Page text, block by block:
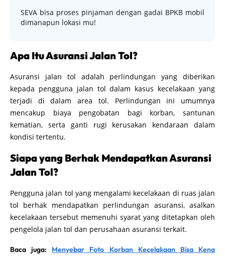
SEVA bisa proses pinjaman dengan gadai BPKB mobil
dimanapun lokasi mu!
Apa Itu Asuransi Jalan Tol?
Asuransi jalan tol adalah perlindungan yang diberikan
kepada pengguna jalan tol dalam kasus kecelakaan yang
terjadi di dalam area tol. Perlindungan ini umumnya
mencakup biaya pengobatan bagi korban, santunan
kematian, serta ganti rugi kerusakan kendaraan dalam
kondisi tertentu.
Siapa yang Berhak Mendapatkan Asuransi
Jalan Tol?
Pengguna jalan tol yang mengalami kecelakaan di ruas jalan
tol berhak mendapatkan perlindungan asuransi, asalkan
kecelakaan tersebut memenuhi syarat yang ditetapkan oleh
pengelola jalan tol dan perusahaan asuransi terkait.
Baca juga: Menyebar Foto Korban Kecelakaan Bisa Kena